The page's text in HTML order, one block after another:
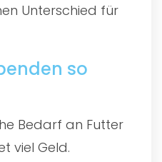
Unterschied für
so
Bedarf an Futter
viel Geld.